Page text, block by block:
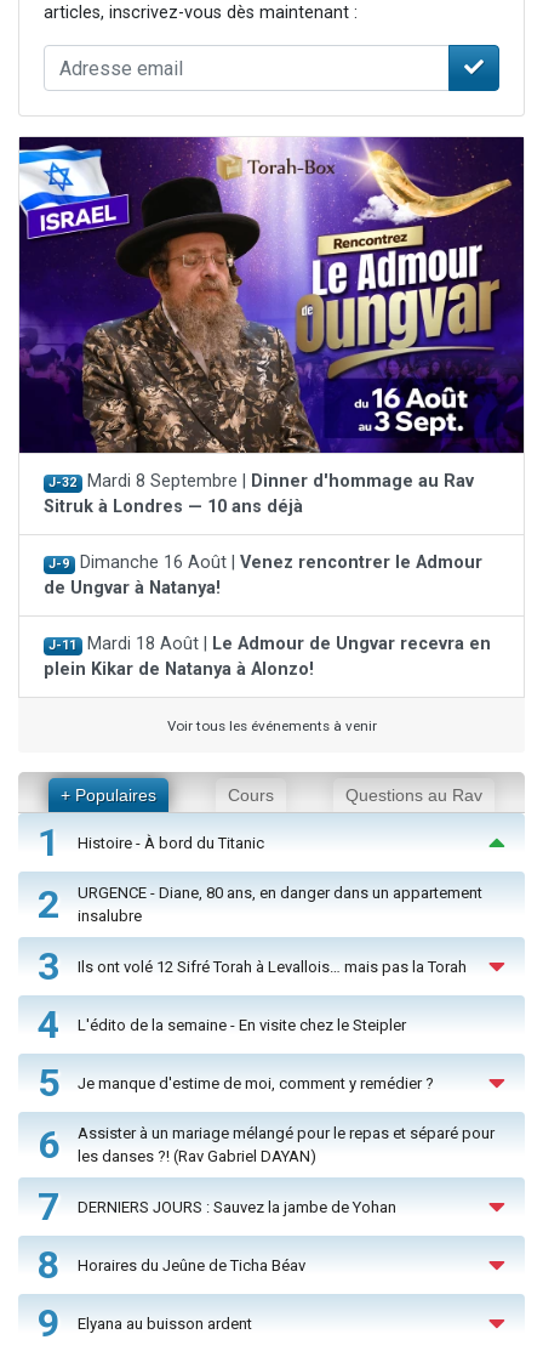
articles, inscrivez-vous dès maintenant :
J-32 Mardi 8 Septembre |
Dinner d'hommage au Rav
Sitruk à Londres — 10 ans déjà
J-9 Dimanche 16 Août | Venez rencontrer le Admour
de Ungvar à Natanya!
J-11 Mardi 18 Août |
Le Admour de Ungvar recevra en
plein Kikar de Natanya à Alonzo!
Voir tous les événements à venir
+ Populaires Cours Questions au Rav
1 Histoire - À bord du Titanic
2
URGENCE - Diane, 80 ans, en danger dans un appartement
insalubre
3 Ils ont volé 12 Sifré Torah à Levallois… mais pas la Torah
4 L'édito de la semaine - En visite chez le Steipler
5 Je manque d'estime de moi, comment y remédier ?
6
Assister à un mariage mélangé pour le repas et séparé pour
les danses ?! (Rav Gabriel DAYAN)
7 DERNIERS JOURS : Sauvez la jambe de Yohan
8 Horaires du Jeûne de Ticha Béav
9 Elyana au buisson ardent